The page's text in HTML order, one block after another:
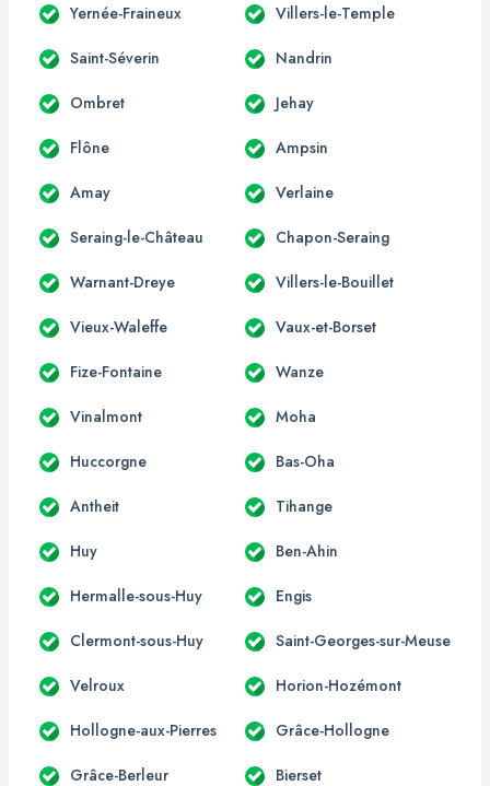
Yernée-Fraineux Villers-le-Temple
Saint-Séverin Nandrin
Ombret Jehay
Flône Ampsin
Amay Verlaine
Seraing-le-Château Chapon-Seraing
Warnant-Dreye Villers-le-Bouillet
Vieux-Waleffe Vaux-et-Borset
Fize-Fontaine Wanze
Vinalmont Moha
Huccorgne Bas-Oha
Antheit Tihange
Huy Ben-Ahin
Hermalle-sous-Huy Engis
Clermont-sous-Huy Saint-Georges-sur-Meuse
Velroux Horion-Hozémont
Hollogne-aux-Pierres Grâce-Hollogne
Grâce-Berleur Bierset